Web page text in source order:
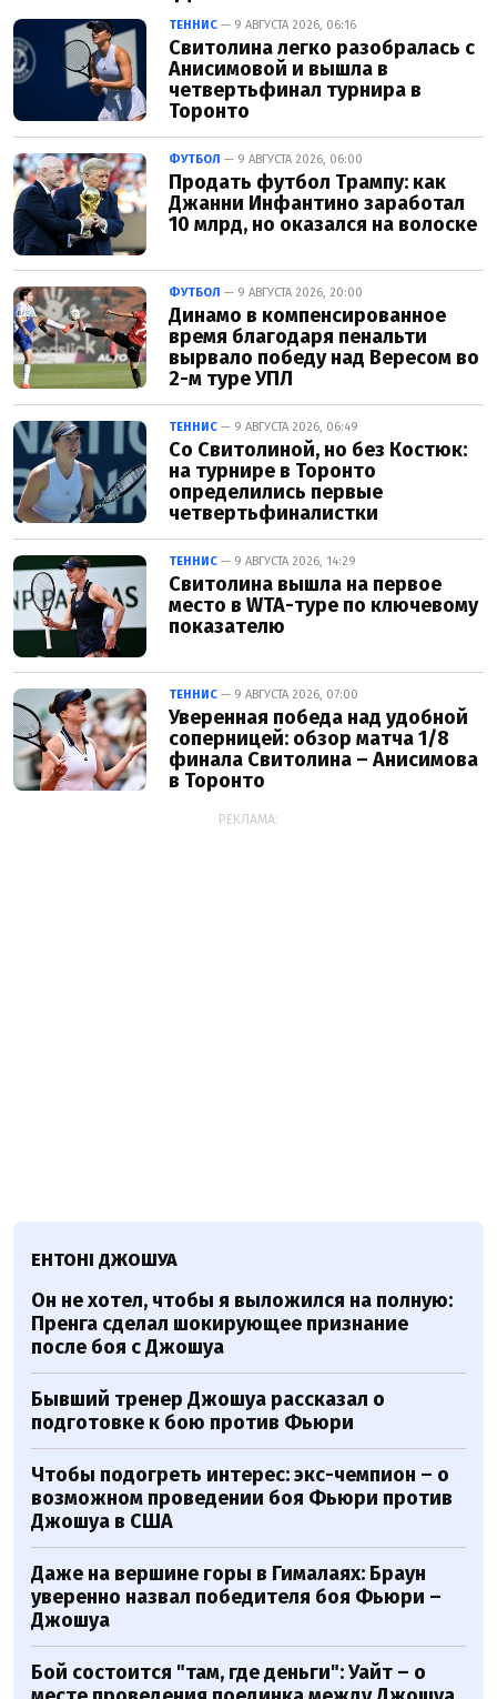
ТЕННИС — 9 АВГУСТА 2026, 06:16
Свитолина легко разобралась с
Анисимовой и вышла в
четвертьфинал турнира в
Торонто
ФУТБОЛ — 9 АВГУСТА 2026, 06:00
Продать футбол Трампу: как
Джанни Инфантино заработал
10 млрд, но оказался на волоске
ФУТБОЛ — 9 АВГУСТА 2026, 20:00
Динамо в компенсированное
время благодаря пенальти
вырвало победу над Вересом во
2-м туре УПЛ
ТЕННИС — 9 АВГУСТА 2026, 06:49
Со Свитолиной, но без Костюк:
на турнире в Торонто
определились первые
четвертьфиналистки
ТЕННИС — 9 АВГУСТА 2026, 14:29
Свитолина вышла на первое
место в WTA-туре по ключевому
показателю
ТЕННИС — 9 АВГУСТА 2026, 07:00
Уверенная победа над удобной
соперницей: обзор матча 1/8
финала Свитолина – Анисимова
в Торонто
РЕКЛАМА:
ЕНТОНІ ДЖОШУА
Он не хотел, чтобы я выложился на полную:
Пренга сделал шокирующее признание
после боя с Джошуа
Бывший тренер Джошуа рассказал о
подготовке к бою против Фьюри
Чтобы подогреть интерес: экс-чемпион – о
возможном проведении боя Фьюри против
Джошуа в США
Даже на вершине горы в Гималаях: Браун
уверенно назвал победителя боя Фьюри –
Джошуа
Бой состоится "там, где деньги": Уайт – о